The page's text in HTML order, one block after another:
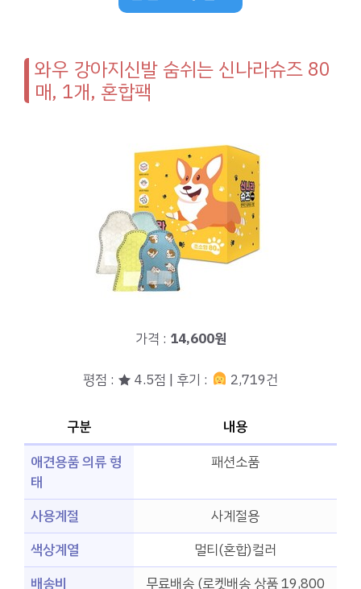
와우 강아지신발 숨쉬는 신나라슈즈 80
매, 1개, 혼합팩
가격 : 14,600원
평점 : ★ 4.5점 | 후기 : 2,719건
구분
내용
애견용품 의류 형
태
패션소품
사용계절
사계절용
색상계열
멀티(혼합)컬러
배송비
무료배송 (로켓배송 상품 19,800